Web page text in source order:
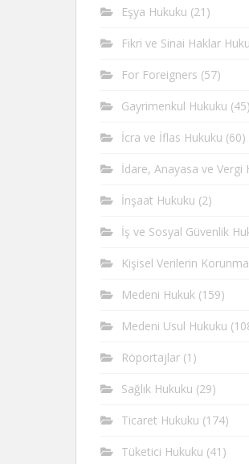
Eşya Hukuku (21)
Fikri ve Sinai Haklar
For Foreigners (57)
Gayrimenkul Hukuku (45)
İcra ve İflas Hukuku (60)
İdare, Anayasa ve Vergi
İnşaat Hukuku (2)
İş ve Sosyal Güvenlik
Kişisel Verilerin
Medeni Hukuk (159)
Medeni Usul Hukuku
Röportajlar (1)
Sağlık Hukuku (29)
Ticaret Hukuku (174)
Tüketici Hukuku (41)